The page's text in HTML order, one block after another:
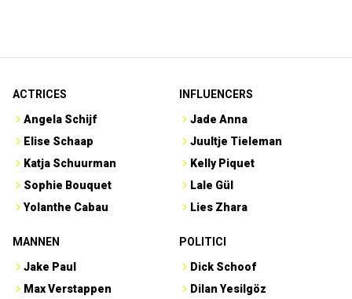
ACTRICES
Angela Schijf
Elise Schaap
Katja Schuurman
Sophie Bouquet
Yolanthe Cabau
INFLUENCERS
Jade Anna
Juultje Tieleman
Kelly Piquet
Lale Gül
Lies Zhara
MANNEN
Jake Paul
Max Verstappen
POLITICI
Dick Schoof
Dilan Yesilgöz